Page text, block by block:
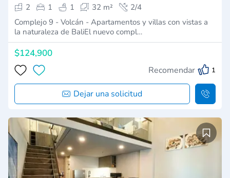
2
1 1 32 m²
2/4
Complejo 9 - Volcán - Apartamentos y villas con vistas a
la naturaleza de BaliEl nuevo compl…
$124,900
Recomendar 1
Dejar una solicitud